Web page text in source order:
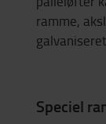
ramme,
Speciel